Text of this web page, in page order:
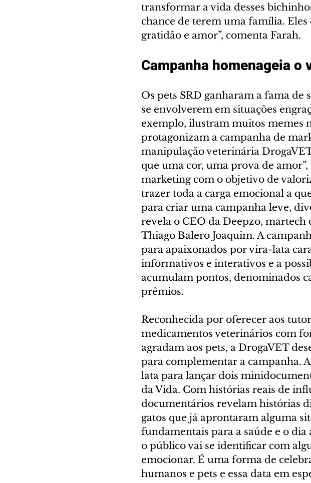
transformar a vida desses
chance de terem uma família.
gratidão e amor”, comenta Farah.
Campanha homenageia
Os pets SRD ganharam a fama
se envolverem em situações
exemplo, ilustram muitos memes
protagonizam a campanha de
manipulação veterinária
que uma cor, uma prova de
marketing com o objetivo de
trazer toda a carga emocional a
para criar uma campanha leve,
revela o CEO da Deepzo, martech
Thiago Balero Joaquim. A
para apaixonados por vira-lata
informativos e interativos e a
acumulam pontos, denominados
prêmios.
Reconhecida por oferecer aos
medicamentos veterinários com
agradam aos pets, a DrogaVET
para complementar a campanha.
lata para lançar dois
da Vida. Com histórias reais de
documentários revelam histórias
gatos que já aprontaram alguma
fundamentais para a saúde e o dia
o público vai se identificar com
emocionar. É uma forma de
humanos e pets e essa data em